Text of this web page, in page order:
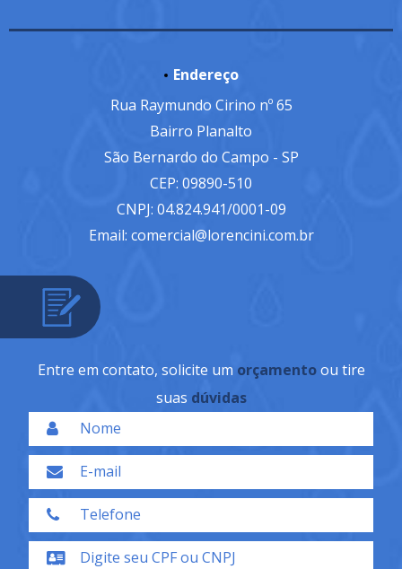
Endereço
Rua Raymundo Cirino nº 65
Bairro Planalto
São Bernardo do Campo - SP
CEP: 09890-510
CNPJ: 04.824.941/0001-09
Email: comercial@lorencini.com.br
Entre em contato, solicite um orçamentoou tire
suas dúvidas